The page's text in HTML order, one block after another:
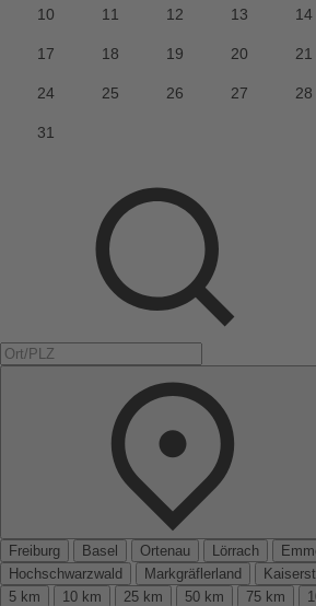
Freiburg
Basel Ortenau Lörrach
Hochschwarzwald
Markgräflerland
5 km
10 km 25 km 50 km 75 km